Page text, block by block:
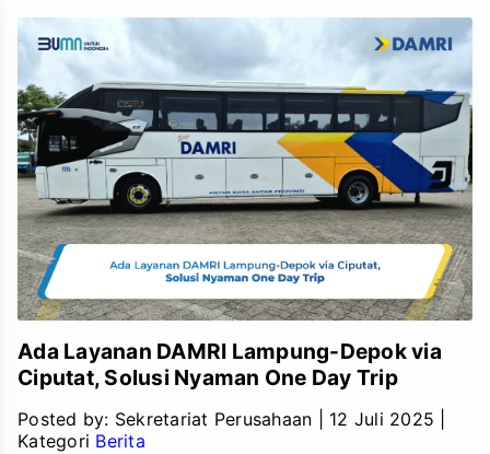
Ada Layanan DAMRI Lampung-Depok via
Ciputat, Solusi Nyaman One Day Trip
Posted by: Sekretariat Perusahaan 12 Juli 2025
Kategori Berita